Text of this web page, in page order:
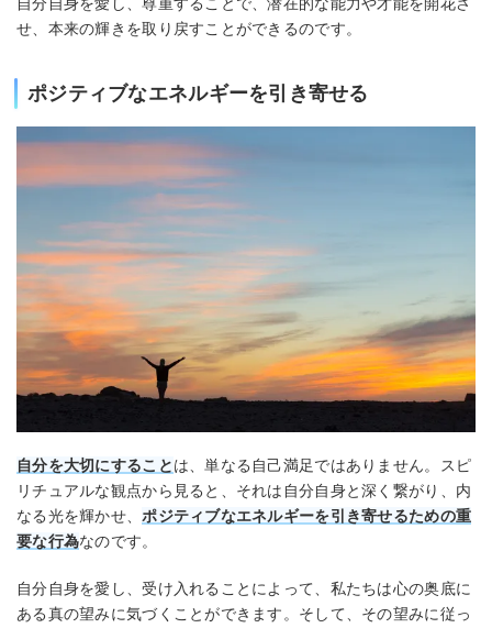
せ、本来の輝きを取り戻すことができるのです。
ポジティブなエネルギーを引き寄せる
自分を大切にすることは、単なる自己満足ではありません。スピ
リチュアルな観点から見ると、それは自分自身と深く繋がり、内
なる光を輝かせ、ポジティブなエネルギーを引き寄せるための重
要な行為なのです。
自分自身を愛し、受け入れることによって、私たちは心の奥底に
ある真の望みに気づくことができます。そして、その望みに従っ